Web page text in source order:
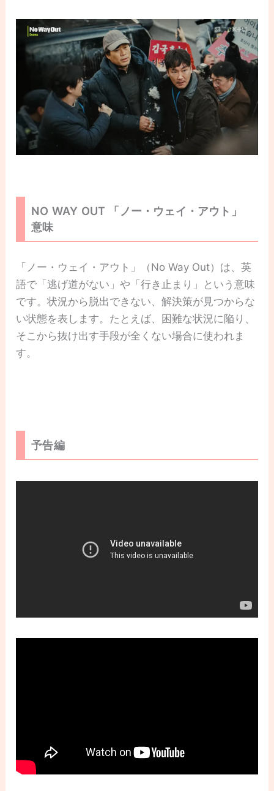
NO WAY OUT 「ノー・ウェイ・アウト」
意味
「ノー・ウェイ・アウト」（No Way Out）は、英
語で「逃げ道がない」や「行き止まり」という意味
です。状況から脱出できない、解決策が見つからな
い状態を表します。たとえば、困難な状況に陥り、
そこから抜け出す手段が全くない場合に使われま
す。
予告編